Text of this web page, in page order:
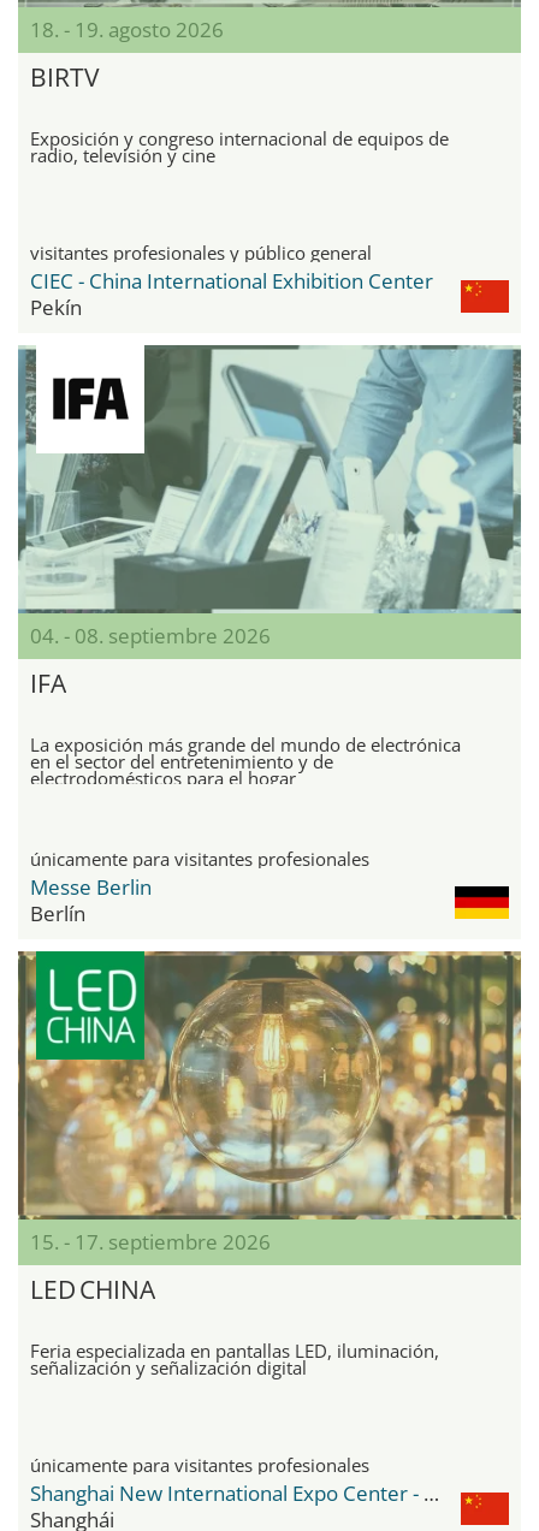
18. - 19. agosto 2026
BIRTV
Exposición y congreso internacional de equipos de
radio, televisión y cine
visitantes profesionales y público general
CIEC - China International Exhibition Center
Pekín
04. - 08. septiembre 2026
IFA
La exposición más grande del mundo de electrónica
en el sector del entretenimiento y de
electrodomésticos para el hogar
únicamente para visitantes profesionales
Messe Berlin
Berlín
15. - 17. septiembre 2026
LED CHINA
Feria especializada en pantallas LED, iluminación,
señalización y señalización digital
únicamente para visitantes profesionales
Shanghai New International Expo Center - SNIEC
Shanghái